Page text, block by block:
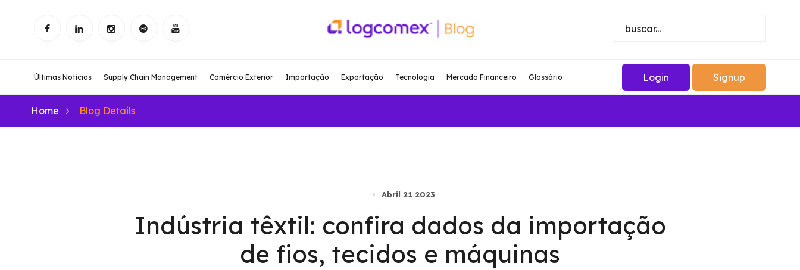
Últimas Notícias Supply Chain Management Comércio Exterior Importação Exportação Tecnologia Mercado Financeiro Glossário Login Signup
Home Blog Details
Abril 21 2023
Indústria têxtil: confira dados da importação
de fios, tecidos e máquinas